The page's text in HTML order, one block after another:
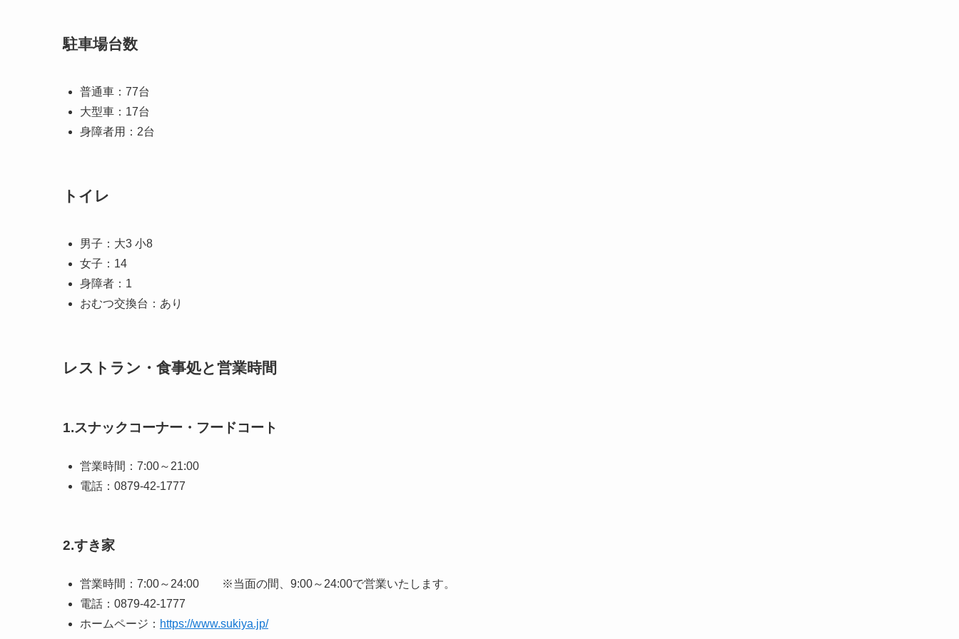
駐車場台数
普通車：77台
大型車：17台
身障者用：2台
トイレ
男子：大3 小8
女子：14
身障者：1
おむつ交換台：あり
レストラン・食事処と営業時間
1.スナックコーナー・フードコート
営業時間：7:00～21:00
電話：0879-42-1777
2.すき家
営業時間：7:00～24:00 ※当面の間、9:00～24:00で営業いたします。
電話：0879-42-1777
ホームページ： https://www.sukiya.jp/